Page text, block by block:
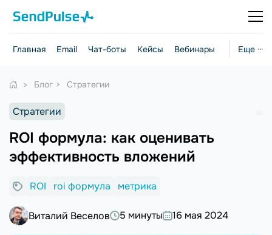
Еще ···
Главная Email Чат-боты Кейсы Вебинары Стратегии
Блог Стратегии
Стратегии
ROI формула: как оценивать
эффективность вложений
ROI roi формула метрика
Виталий Веселов 5 минуты 16 мая 2024